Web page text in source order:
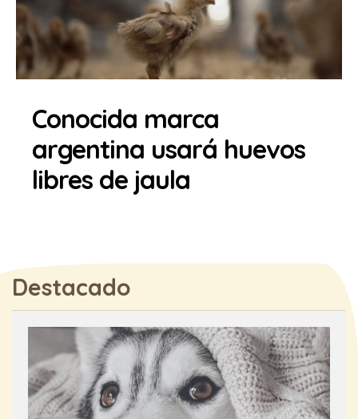
Conocida marca
argentina usará huevos
libres de jaula
Destacado